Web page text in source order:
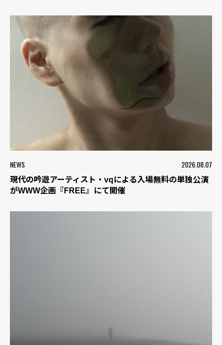
NEWS 2026.08.07
現代の吟遊アーティスト・vqによる入場無料の単独公演
がWWW企画『FREE』にて開催